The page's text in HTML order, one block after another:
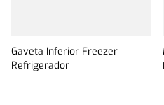
Gaveta Inferior Freezer
Refrigerador